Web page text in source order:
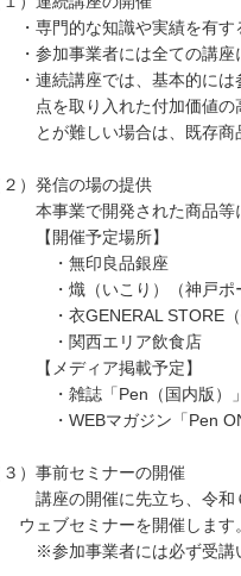
門的な知識や実績を有する
加事業者には全ての講座に
続講座では、基本的には参
取り入れた付加価値の高い
難しい場合は、既存商品の
）発信の場の提供
業で開発された商品等につ
催予定場所】
無印良品銀座
（いこり）（神戸ポー
GENERAL STORE（伊
関西エリア飲食店
ディア掲載予定】
誌「Pen（国内版）」
マガジン「Pen
）事前セミナーの開催
の開催に先立ち、令和６年
ブセミナーを開催します。
加事業者には必ず受講い